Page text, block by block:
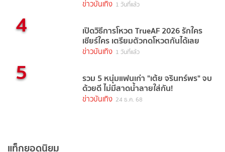
ข่าวบันเทิง 1 วันที่แล้ว
4 เปิดวิธีการโหวต TrueAF 2026 รักใคร
เชียร์ใคร เตรียมตัวกดโหวตกันได้เลย
ข่าวบันเทิง 1 วันที่แล้ว
5 รวม 5 หนุ่มแฟนเก่า "เต้ย จรินทร์พร" จบ
ด้วยดี ไม่มีสาดน้ำลายใส่กัน!
ข่าวบันเทิง 24 ธ.ค. 68
แท็กยอดนิยม